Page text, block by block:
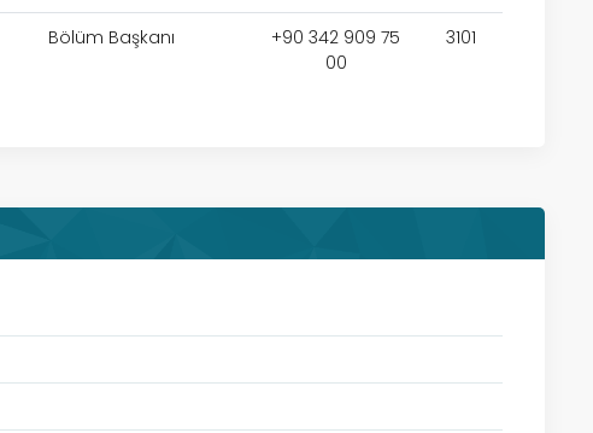
Bölüm Başkanı
+90 342 909 75
00
3101